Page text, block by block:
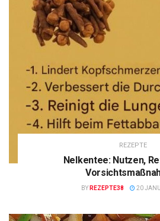
REZEPTE
Nelkentee: Nutzen,
BY REZEPTE38 20